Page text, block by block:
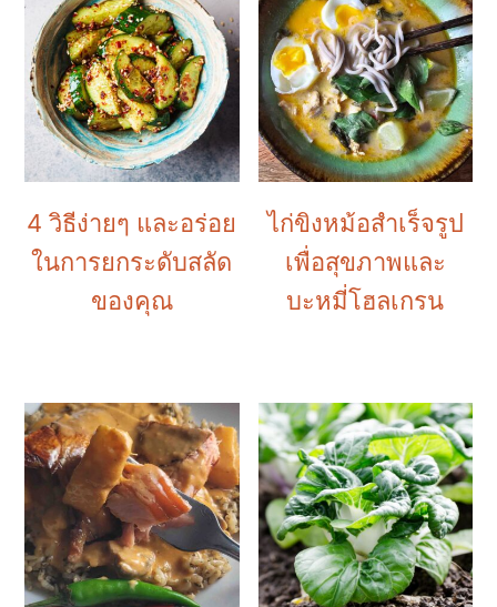
4 วิธีง่ายๆ และอร่อย
ในการยกระดับสลัด
ของคุณ
ไก่ขิงหม้อสำเร็จรูป
เพื่อสุขภาพและ
บะหมี่โฮลเกรน